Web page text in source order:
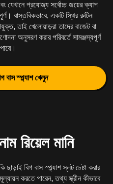
যেখানে প্রযোজ্য সর্বোচ্চ জয়ের ক্যাপ
বাস্তবিকভাবে, একটি স্থির রুটিন
তাই খেলোয়াড়রা তাদের বাজেট বা
অনুসরণ করার পরিবর্তে সামঞ্জস্যপূর্ণ
বাস স্প্ল্যাশ খেলুন
রিয়েল মানি
বিগ বাস স্প্ল্যাশ স্লট চেষ্টা করার
করতে পারেন, তথ্য স্ক্রীন কীভাবে